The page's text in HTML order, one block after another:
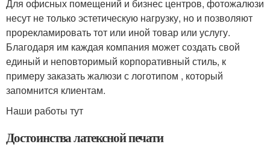
Для офисных помещений и бизнес центров, фотожалюзи
несут не только эстетическую нагрузку, но и позволяют
прорекламировать тот или иной товар или услугу.
Благодаря им каждая компания может создать свой
единый и неповторимый корпоративный стиль, к
примеру заказать жалюзи с логотипом , который
запомнится клиентам.
Наши работы тут
Достоинства латексной печати